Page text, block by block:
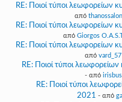
RE: Ποιοί τύποι
από
RE: Ποιοί τύποι
από Giorgos
RE: Ποιοί τύποι
από vard_57
RE: Ποιοί τύποι
- από
RE: Ποιοί τύποι
2021 - από